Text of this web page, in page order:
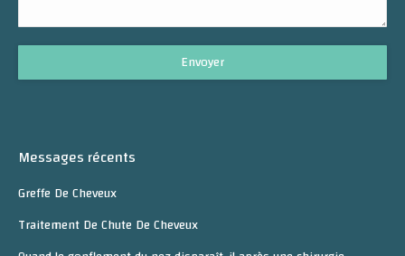
Messages récents
Greffe De Cheveux
Traitement De Chute De Cheveux